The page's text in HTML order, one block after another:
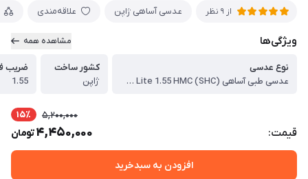
از 9 نظر عدسی آساهی ژاپن علاقه‌مندی
ویژگی‌ها مشاهده همه
نوع عدسی
عدسی طبی آساهی Asahi Lite 1.55 HMC (SHC)
کشور ساخت
ژاپن
ضریب
1.55
قیمت:
5,200,000 15٪
4,450,000تومان
افزودن به سبدخرید